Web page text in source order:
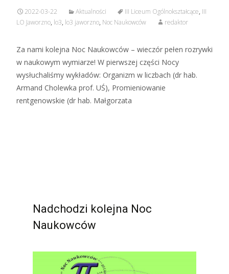
2022-03-22 Aktualności III Liceum Ogólnokształcące, III
LO Jaworzno, lo3, lo3 jaworzno, Noc Naukowców redaktor
Za nami kolejna Noc Naukowców – wieczór pełen rozrywki
w naukowym wymiarze! W pierwszej części Nocy
wysłuchaliśmy wykładów: Organizm w liczbach (dr hab.
Armand Cholewka prof. UŚ), Promieniowanie
rentgenowskie (dr hab. Małgorzata
Nadchodzi kolejna Noc
Naukowców